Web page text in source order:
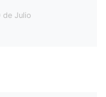
de Julio